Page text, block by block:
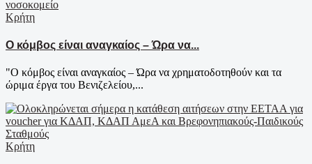
Κρήτη
Ο κόμβος είναι αναγκαίος – Ώρα να...
"Ο κόμβος είναι αναγκαίος – Ώρα να χρηματοδοτηθούν και τα
ώριμα έργα του Βενιζελείου,...
Κρήτη